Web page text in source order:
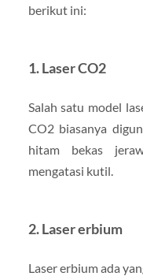
berikut ini:
1. Laser CO2
Salah satu model
CO2 biasanya
hitam bekas
mengatasi kutil.
2. Laser erbium
Laser erbium ada